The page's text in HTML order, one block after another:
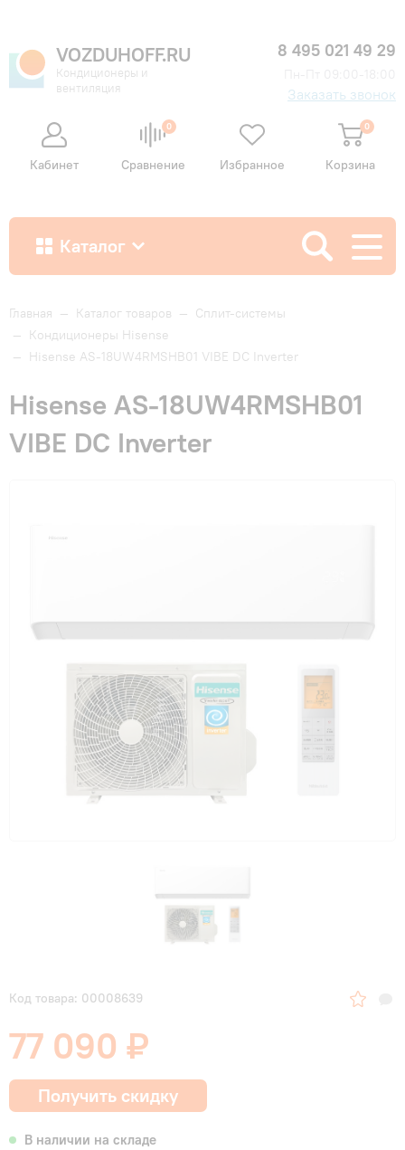
VOZDUHOFF.RU
Кондиционеры и
вентиляция
8 495 021 49 29
Заказать звонок
Кабинет
0
Сравнение Избранное
0
Корзина
Каталог
Как купить
Доставка и оплата
Гарантия и сервис
Контакты
Главная — Каталог товаров — Сплит-системы
— Кондиционеры Hisense
— Hisense AS-18UW4RMSHB01 VIBE DC Inverter
Hisense AS-18UW4RMSHB01
VIBE DC Inverter
Код товара: 00008639
77 090 ₽
Получить скидку
В наличии на складе